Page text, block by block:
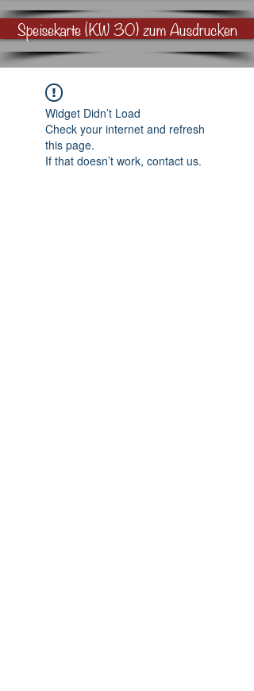
Speisekarte (KW 30) zum Ausdrucken
Widget Didn’t Load
Check your internet and refresh
this page.
If that doesn’t work, contact us.